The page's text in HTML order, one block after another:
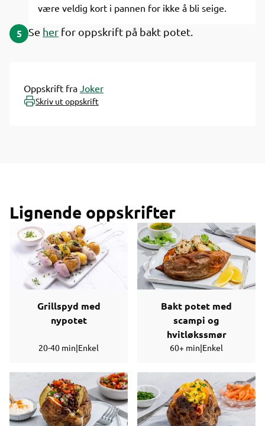
være veldig kort i pannen for ikke å bli seige.
5 Se her for oppskrift på bakt potet.
Oppskrift fra Joker
Skriv ut oppskrift
Lignende oppskrifter
Grillspyd med
nypotet
20-40 min|Enkel
Bakt potet med
scampi og
hvitløkssmør
60+ min|Enkel